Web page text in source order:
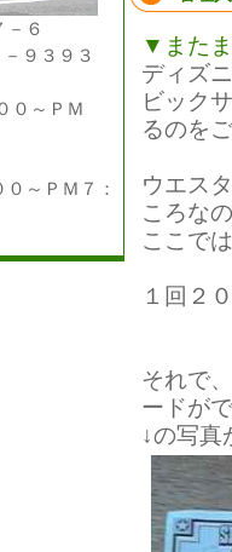
▼また
ディズ
ビック
るのを
ウエス
ころな
ここで
１回２
それで
ードが
↓の写真
－６
９３９３
０～ＰＭ
ＰＭ７：